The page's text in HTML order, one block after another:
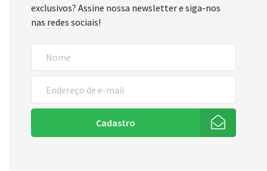
exclusivos? Assine nossa newsletter e siga-nos
nas redes sociais!
Cadastro